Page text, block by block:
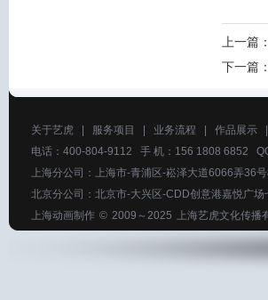
上一篇：
下一篇：
关于艺虎 服务项目 业务流程 作品展示
电话：400-804-9112 手 机：156 1808 6852
上海分公司：上海市-青浦区-崧泽大道6066弄36
北京分公司：北京市-大兴区-CDD创意港嘉悦广场
上海动画制作 © 2009～2025 上海艺虎文化传播